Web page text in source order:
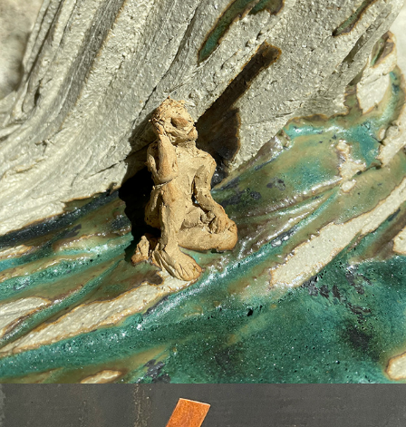
2022
COMMENT ÊTRE SCULPTEUR APRÈS CHILLIDA ?